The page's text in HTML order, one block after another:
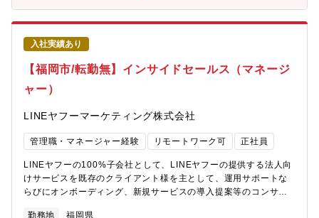
事故対応業務の専門チームを段階的に拡充してきましたが、今後
ョナル人材を新たに増員して、体制を一層強化することを決定し
ました。「事故対応の経験を、より専門的に・より本質的に活か
したい」そんな想いをお持ちの方に、ぜひご活躍いただきたいポ
ジションです。
入社実績あり
【福岡市/転勤無】インサイドセールス（マネージ
ャー）
LINEヤフーマーケティング株式会社
管理職・マネージャー経験 リモートワーク可 正社員
LINEヤフーの100%子会社として、LINEヤフーの提供する法人向
けサービスを既存のクライアント様を主として、運用サポートな
らびにオンボーディング、新規サービスの導入提案等のコンサル
勤務地 福岡県